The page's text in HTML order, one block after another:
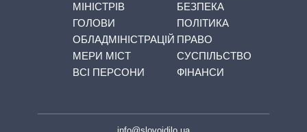
МІНІСТРІВ
ГОЛОВИ
ОБЛАДМІНІСТРАЦІЙ
МЕРИ МІСТ
ВСІ ПЕРСОНИ
БЕЗПЕКА
ПОЛІТИКА
ПРАВО
СУСПІЛЬСТВО
ФІНАНСИ